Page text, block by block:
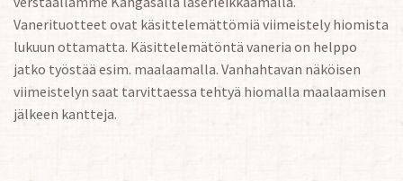
Vanerituotteet ovat käsittelemättömiä viimeistely hiomista
lukuun ottamatta. Käsittelemätöntä vaneria on helppo
jatko työstää esim. maalaamalla. Vanhahtavan näköisen
viimeistelyn saat tarvittaessa tehtyä hiomalla maalaamisen
jälkeen kantteja.